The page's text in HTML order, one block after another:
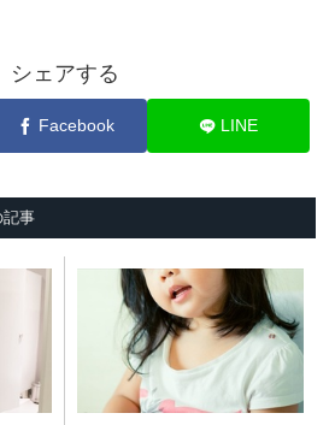
シェアする
Facebook LINE
記事